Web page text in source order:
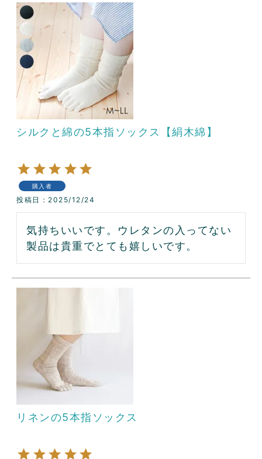
シルクと綿の5本指ソックス【絹木綿】
購入者
投稿日 2025/12/24
気持ちいいです。ウレタンの入ってない
製品は貴重でとても嬉しいです。
リネンの5本指ソックス